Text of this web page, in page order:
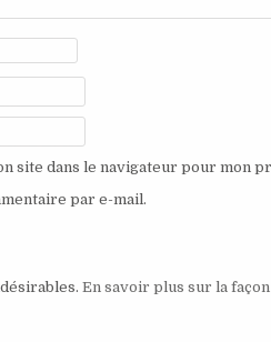
site dans le navigateur pour mon
par e-mail.
En savoir plus sur la